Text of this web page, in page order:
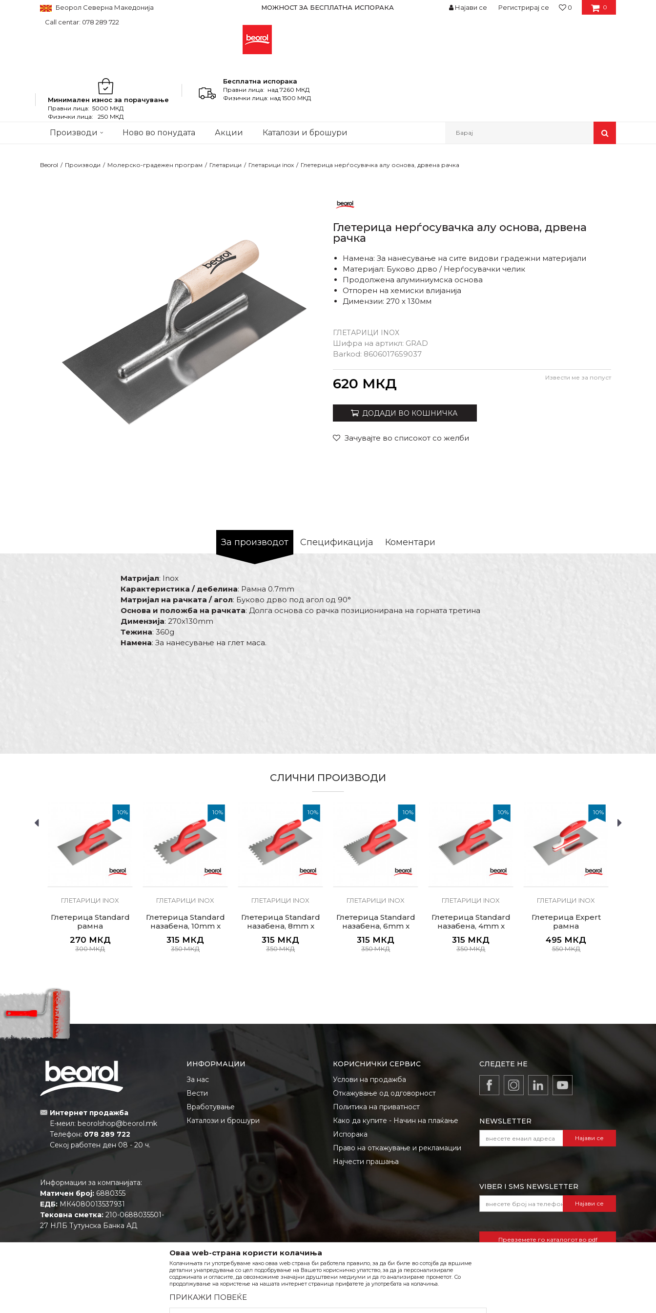
Беорол Северна Македонија
Call centar: 078 289 722
МОЖНОСТ ЗА БЕСПЛАТНА ИСПОРАКА 0
0
Најави се Регистрирај се
Минимален износ за порачување
Правни лица: 5000 МКД
Физички лица: 250 МКД
Бесплатна испорака
Правни лица: над 7260 МКД
Физички лица: над 1500 МКД
Производи Ново во понудата Акции Каталози и брошури Барај
Beorol Производи Молерско-градежен програм Глетарици Глетарици inox Глетерица нерѓосувачка алу основа, дрвена рачка
Глетерица нерѓосувачка алу основа, дрвена
рачка
ГЛЕТАРИЦИ INOX
Шифра на артикл: GRAD
Barkod: 8606017659037
Намена: За нанесување на сите видови градежни материјали
Материјал: Буково дрво / Нерѓосувачки челик
Продолжена алуминиумска основа
Отпорен на хемиски влијанија
Димензии: 270 x 130мм
620 МКД Извести ме за попуст
ДОДАДИ ВО КОШНИЧКА
Зачувајте во списокот со желби
За производот Спецификација Коментари
Матријал: Inox
Карактеристика / дебелина: Рамна 0.7mm
Матријал на рачката / агол: Буково дрво под агол од 90°
Основа и положба на рачката: Долга основа со рачка позиционирана на горната третина
Димензија: 270x130mm
Тежина: 360g
Намена: За нанесување на глет маса.
СЛИЧНИ ПРОИЗВОДИ
10%
ГЛЕТАРИЦИ INOX
Глетерица Standard
рамна
270 МКД
300МКД
10%
ГЛЕТАРИЦИ INOX
Глетерица Standard
назабена, 10mm x
10mm
315 МКД
350МКД
10%
ГЛЕТАРИЦИ INOX
Глетерица Standard
назабена, 8mm x
8mm
315 МКД
350МКД
10%
ГЛЕТАРИЦИ INOX
Глетерица Standard
назабена, 6mm x
6mm
315 МКД
350МКД
10%
ГЛЕТАРИЦИ INOX
Глетерица Standard
назабена, 4mm x
4mm
315 МКД
350МКД
10%
ГЛЕТАРИЦИ INOX
Глетерица Expert
рамна
495 МКД
550МКД
Интернет продажба
Е-меил: beorolshop@beorol.mk
Телефон: 078 289 722
Секој работен ден 08 - 20 ч.
Информации за компанијата:
Матичен број: 6880355
ЕДБ: МК4080013537931
Тековна сметка: 210-0688035501-
27 НЛБ Тутунска Банка АД
ИНФОРМАЦИИ
За нас
Вести
Вработување
Каталози и брошури
КОРИСНИЧКИ СЕРВИС
Услови на продажба
Откажување од одговорност
Политика на приватност
Како да купите - Начин на плаќање
Испорака
Право на откажување и рекламации
Најчести прашања
СЛЕДЕТЕ НЕ
NEWSLETTER
Најави се
VIBER I SMS NEWSLETTER
Најави се
Превземете го каталогот во pdf
Оваа web-страна користи колачиња
Колачињата ги употребуваме како оваа web страна би работела правило, за да би биле во сотојба да вршиме
детални унапредувања со цел подобрување на Вашето корисничко упатство, за да ја персонализирале
содржината и огласите, да овозможиме значајни друштвени медиуми и да го анализираме прометот. Со
продолжување на користење на нашата интернет страница прифатете ја употребата на колачиња.
ПРИКАЖИ ПОВЕЌЕ